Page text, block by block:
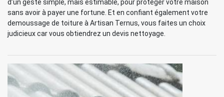
d’un geste simple, mais estimable, pour protéger votre maison
sans avoir à payer une fortune. Et en confiant également votre
demoussage de toiture à Artisan Ternus, vous faites un choix
judicieux car vous obtiendrez un devis nettoyage.